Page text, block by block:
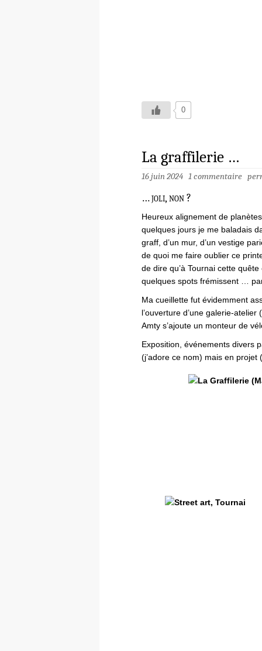
0
La graffilerie …
16 juin 2024 1 commentaire
… joli, non ?
Heureux alignement de
quelques jours je me baladais
graff, d’un mur, d’un vestige
de quoi me faire oublier ce
de dire qu’à Tournai cette
quelques spots frémissent …
Ma cueillette fut évidemment
l’ouverture d’une galerie-
Amty s’ajoute un monteur de
Exposition, événements divers
(j’adore ce nom) mais en